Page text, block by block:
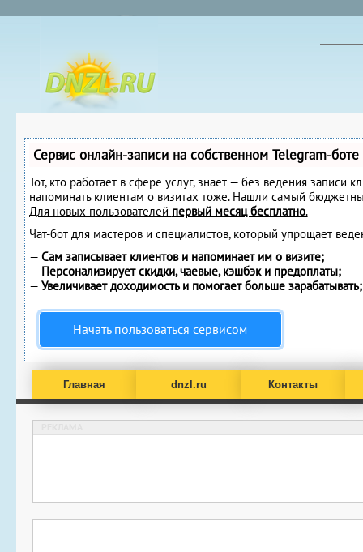
Сервис онлайн-записи на собственном Telegram-боте
Тот, кто работает в сфере услуг, знает — без ведения записи
напоминать клиентам о визитах тоже. Нашли самый
Для новых пользователей первый месяц бесплатно.
Чат-бот для мастеров и специалистов, который упрощает
— Сам записывает клиентов и напоминает им о визите;
— Персонализирует скидки, чаевые, кэшбэк и предоплаты;
— Увеличивает доходимость и помогает больше зарабатывать;
Начать пользоваться сервисом
Главная dnzl.ru Контакты